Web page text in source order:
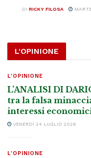
DI RICKY FILOSA
L'OPINIONE
L'OPINIONE
L’ANALISI DI
tra la falsa
interessi
VENERDÌ 24 LUGLIO 2026
L'OPINIONE